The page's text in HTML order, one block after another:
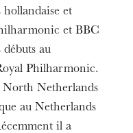
hollandaise et
et BBC
au
Philharmonic.
Netherlands
au Netherlands
il a